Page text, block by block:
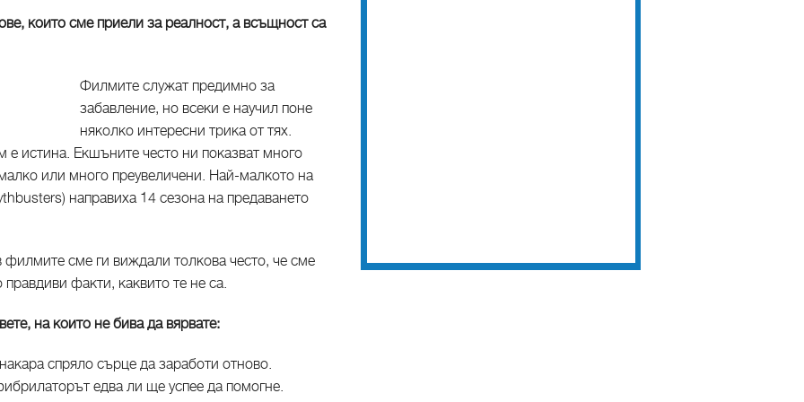
които сме приели за реалност, а всъщност са
Филмите служат предимно за
забавление, но всеки е научил поне
няколко интересни трика от тях.
е истина. Екшъните често ни показват много
или много преувеличени. Най-малкото на
направиха 14 сезона на предаването
сме ги виждали толкова често, че сме
факти, каквито те не са.
на които не бива да вярвате:
спряло сърце да заработи отново.
едва ли ще успее да помогне.